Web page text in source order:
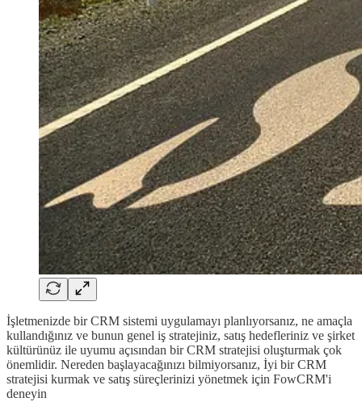
İşletmenizde bir CRM sistemi uygulamayı planlıyorsanız, ne amaçla
kullandığınız ve bunun genel iş stratejiniz, satış hedefleriniz ve şirket
kültürünüz ile uyumu açısından bir CRM stratejisi oluşturmak çok
önemlidir. Nereden başlayacağınızı bilmiyorsanız, İyi bir CRM
stratejisi kurmak ve satış süreçlerinizi yönetmek için FowCRM'i
deneyin